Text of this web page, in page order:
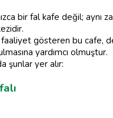
bir fal kafe değil; aynı
faaliyet gösteren bu
yardımcı olmuştur.
şunlar yer alır: